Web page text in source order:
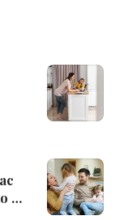
…